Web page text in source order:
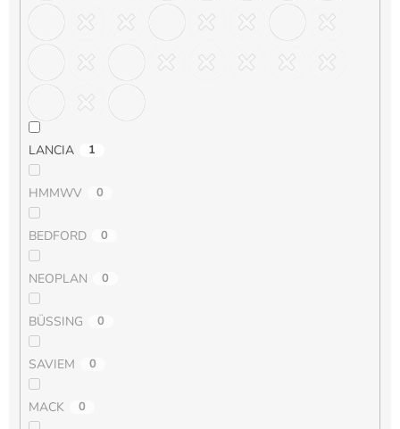
LANCIA 1
HMMWV 0
BEDFORD 0
NEOPLAN 0
BÜSSING 0
SAVIEM 0
MACK 0